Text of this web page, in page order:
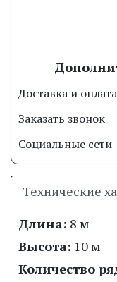
Доставка и оплата
Заказать звонок
Социальные сети
Технические
Длина: 8 м
Высота: 10 м
Количество